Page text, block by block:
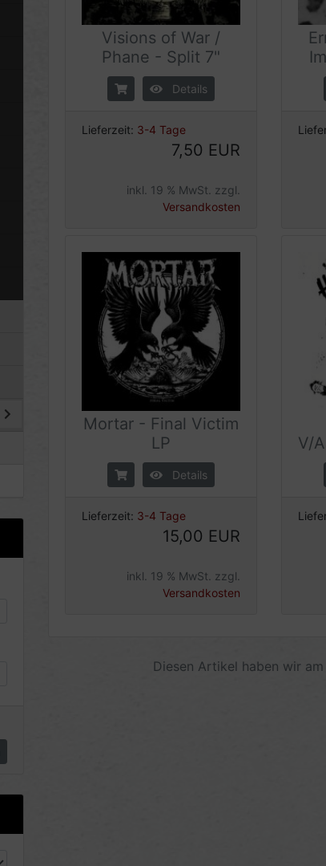
Visions of War /
Phane - Split 7"
Details
Lieferzeit: 3-4 Tage
7,50 EUR
inkl. 19 % MwSt. zzgl.
Versandkosten
Mortar - Final Victim
LP
Details
Lieferzeit: 3-4 Tage
15,00 EUR
inkl. 19 % MwSt. zzgl.
Versandkosten
V/
Diesen Artikel haben wir